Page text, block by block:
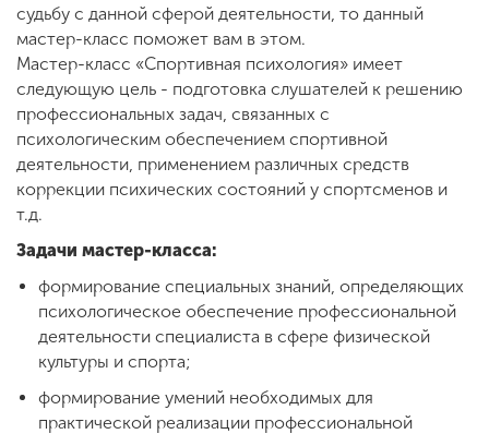
Обучение
Наука
Международная
деятельность
деятельности
Студенческая жизнь
судьбу с данной сферой деятельности, то данный
мастер-класс поможет вам в этом.
Мастер-класс «Спортивная психология» имеет
следующую цель - подготовка слушателей к решению
профессиональных задач, связанных с
психологическим обеспечением спортивной
деятельности, применением различных средств
коррекции психических состояний у спортсменов и
т.д.
Задачи мастер-класса:
формирование специальных знаний, определяющих
психологическое обеспечение профессиональной
деятельности специалиста в сфере физической
культуры и спорта;
формирование умений необходимых для
практической реализации профессиональной